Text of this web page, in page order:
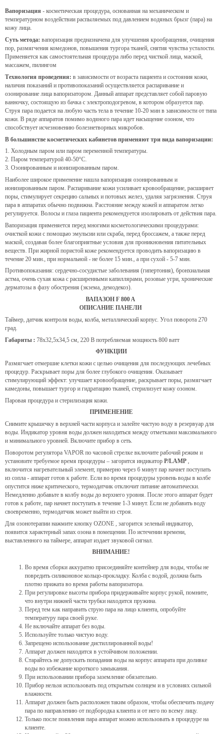
Вапоризация - косметическая процедура, основанная на механическом и
температурном воздействии распыляемых под давлением водяных брызг (пара) на
кожу лица.
Суть метода: вапоризация предназначена для улучшения крообращения, очищения
пор, размягчения комедонов, повышения тургора тканей, снятия чувства усталости.
Применяется как самостоятельная процедура либо перед чисткой лица, маской,
массажем, пилингом
Технология проведения: в зависимости от возраста пациента и состояния кожи,
наличия показаний и противопоказаний осуществляется распаривание и
озонирование лица вапоризатором. Данный аппарат представляет собой паровую
ванночку, состоящую из бачка с электроподогревом, в котором образуется пар.
Струя пара подается на любую часть тела в течение 10-20 мин в зависимости от типа
кожи. В ряде аппаратов помимо водяного пара идет насыщение озоном, что
способствует исчезновению болезнетворных микробов.
В большинстве косметических кабинетов применяют три вида вапоризации:
1. Холодным паром или паром переменной температуры.
2. Паром температурой 40-50°С.
3. Озонированным и ионизированным паром.
Наиболее широкое применение нашла вапоризация озонированным и
ионизированным паром. Распаривание кожи усиливает кровообращение, расширяет
поры, стимулирует секрецию сальных и потовых желез, удаляя загрязнения. Струя
пара в аппаратах обычно подвижна. Расстояние между кожей и аппаратом легко
регулируется. Волосы и глаза пациента рекомендуется изолировать от действия пара.
Вапоризация применяется перед многими косметологическими процедурами:
очисткой кожи с помощью эмульсии или скраба, перед броссажем, а также перед
маской, создавая более благоприятные условия для проникновения питательных
веществ. При жирной пористой коже рекомендуется проводить вапоризацию в
течение 20 мин., при нормальной - не более 15 мин., а при сухой - 5-7 мин.
Противопоказания: сердечно-сосудистые заболевания (гипертония), бронхиальная
астма, очень сухая кожа с расширенными капиллярами, розовые угри, хронические
дерматозы в фазу обострения (экзема, демодекоз).
ВАПАЗОН F 800 A
ОПИСАНИЕ ПАНЕЛИ
Таймер, датчик контроля воды, колба, металлический корпус. Угол поворота 270
град.
Габариты : 78х32,5х34,5 см, 220 В потребляемая мощность 800 ватт
ФУНКЦИИ
Размягчает отмершие клетки кожи с целью очищения для последующих лечебных
процедур. Раскрывает поры для более глубокого очищения. Оказывает
стимулирующий эффект: улучшает кровообращение, раскрывает поры, размягчает
камедоны, повышает тургор и гидратацию тканей, стерилизует кожу озоном.
Паровая процедура и стерилизация кожи.
ПРИМЕНЕНИЕ
Снимите крышечку в верхней части корпуса и залейте чистую воду в резервуар для
воды. Индикатор уровня воды должен находиться между отметками максимального
и минимального уровней. Включите прибор в сеть.
Поворотом регулятора VAPOR по часовой стрелке включите рабочий режим и
установите требуемое время процедуры – загорится индикатор P/LAMP ,
включится нагревательный элемент, примерно через 6 минут пар начнет поступать
из сопла - аппарат готов к работе. Если во время процедуры уровень воды в колбе
опустится ниже критического, термодатчик отключит питание автоматически.
Немедленно добавьте в колбу воды до верхнего уровня. После этого аппарат будет
готов к работе, пар начнет поступать в течение 1-3 минут. Если не добавить воду
своевременно, термодатчик может выйти из строя.
Для озонотерапии нажмите кнопку OZONE , загорится зеленый индикатор,
появится характерный запах озона в помещении. По истечении времени,
выставленного на таймере, аппарат издает звуковой сигнал.
ВНИМАНИЕ!
Во время сборки аккуратно присоединяйте контейнер для воды, чтобы не
повредить силиконовое кольцо-прокладку. Колба с водой, должна быть
плотно прижата во время работы вапоризатора.
При регулировке высоты прибора придерживайте корпус рукой, помните,
что внутри нижней части трубки находится пружина.
Перед тем как направить струю пара на лицо клиента, опробуйте
температуру пара своей руке.
Не включайте аппарат без воды.
Используйте только чистую воду.
Запрещено использование дистиллированной воды!
Аппарат должен находится в устойчивом положении.
Старайтесь не допускать попадания воды на корпус аппарата при доливке
воды во избежание короткого замыкания.
При использовании прибора заземление обязательно.
Прибор нельзя использовать под открытым солнцем и в условиях сильной
влажности.
Аппарат должен быть расположен таким образом, чтобы обеспечить подачу
пара по направлению от подбородка клиента и от него по всему лицу.
Только после появления пара аппарат можно использовать в процедуре на
клиенте.